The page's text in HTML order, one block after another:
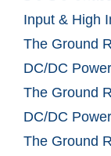
Input & High
The Ground
DC/DC
The Ground
DC/DC
The Ground